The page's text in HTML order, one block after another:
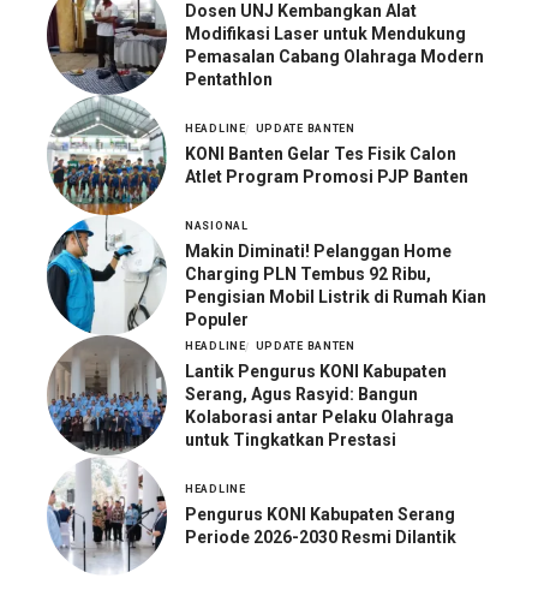
Dosen UNJ Kembangkan Alat
Modifikasi Laser untuk Mendukung
Pemasalan Cabang Olahraga Modern
Pentathlon
HEADLINE UPDATE BANTEN
KONI Banten Gelar Tes Fisik Calon
Atlet Program Promosi PJP Banten
NASIONAL
Makin Diminati! Pelanggan Home
Charging PLN Tembus 92 Ribu,
Pengisian Mobil Listrik di Rumah Kian
Populer
HEADLINE UPDATE BANTEN
Lantik Pengurus KONI Kabupaten
Serang, Agus Rasyid: Bangun
Kolaborasi antar Pelaku Olahraga
untuk Tingkatkan Prestasi
HEADLINE
Pengurus KONI Kabupaten Serang
Periode 2026-2030 Resmi Dilantik